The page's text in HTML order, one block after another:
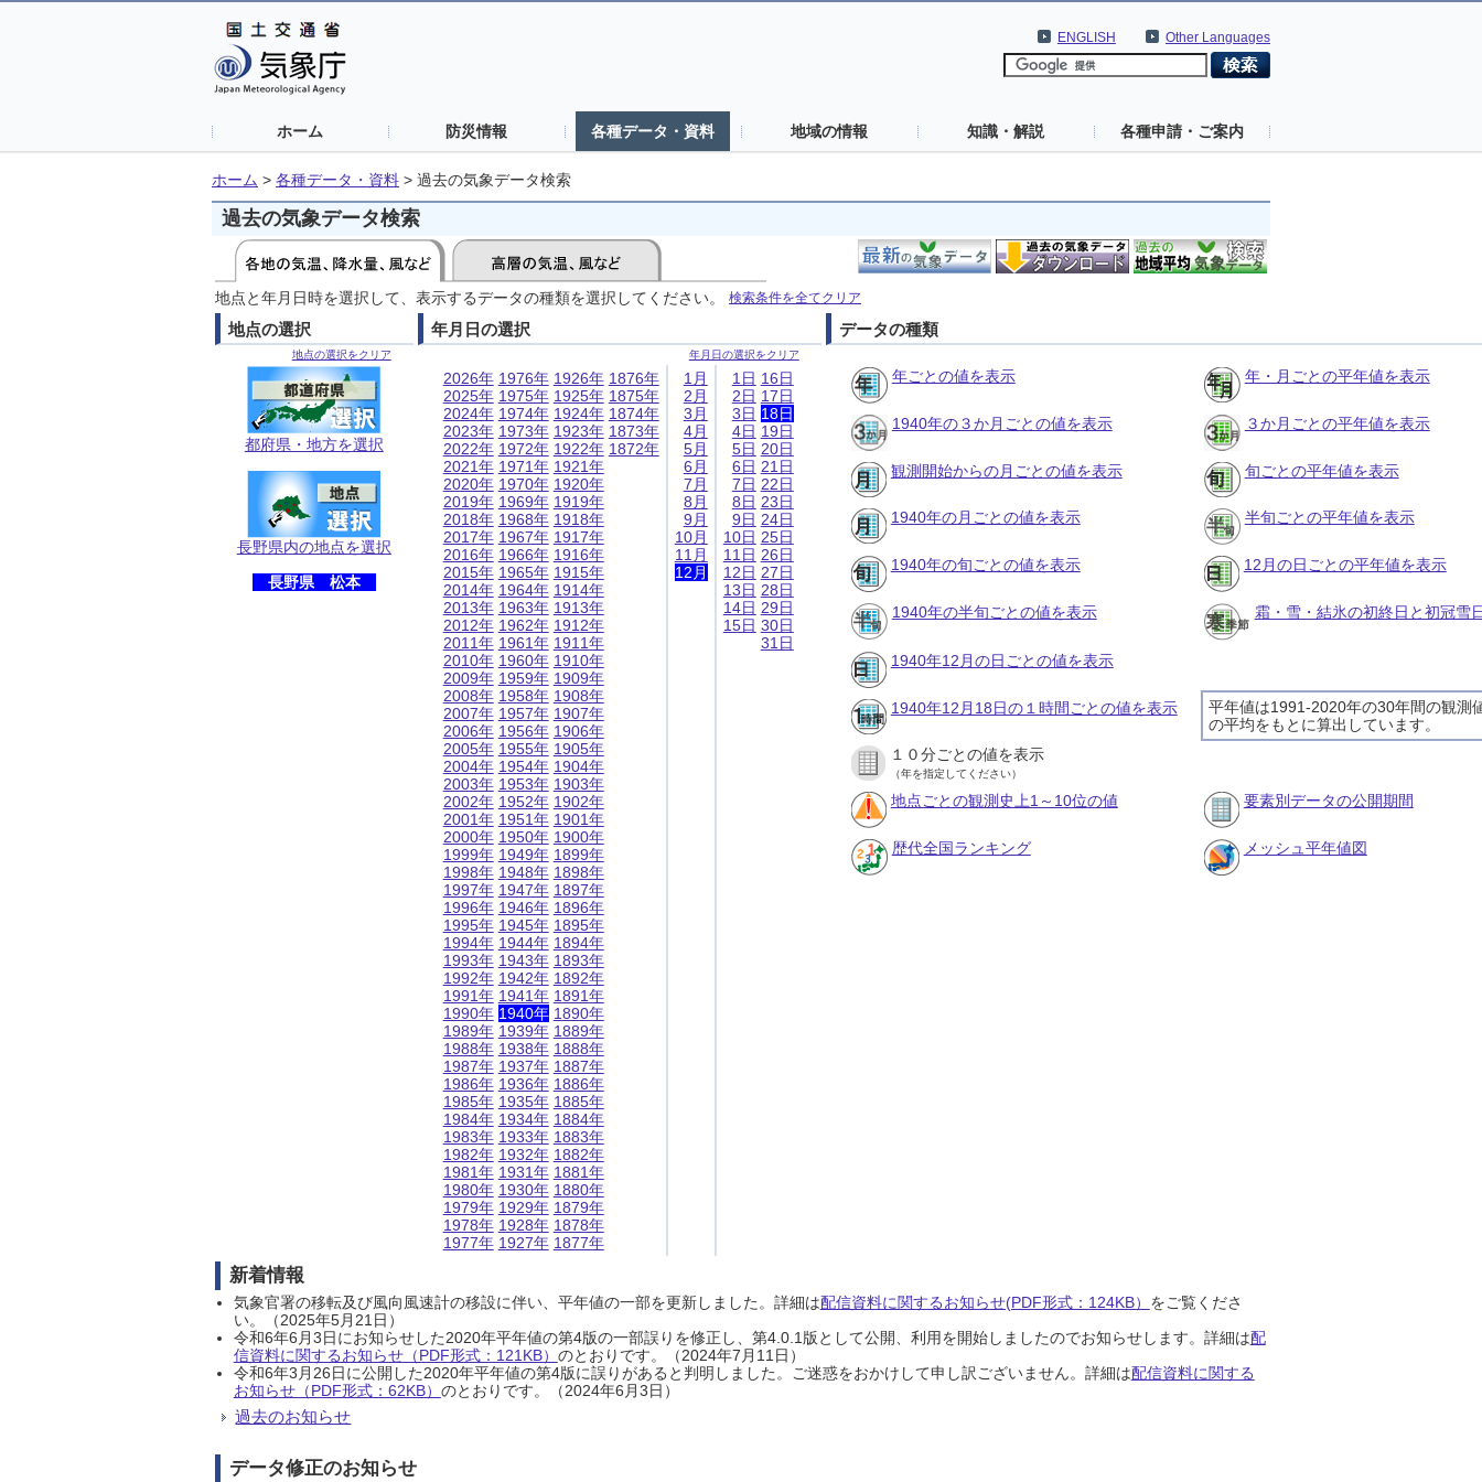
Other Languages
ENGLISH
ホーム 防災情報 各種データ・資料 地域の情報 知識・解説 各種申請・ご案内
ホーム > 各種データ・資料 > 過去の気象データ検索
過去の気象データ検索
地点と年月日時を選択して、表示するデータの種類を選択してください。 検索条件を全てクリア
地点の選択
地点の選択をクリア
都府県・地方を選択
長野県内の地点を選択
長野県 松本
年月日の選択
年月日の選択をクリア
2026年
2025年
2024年
2023年
2022年
2021年
2020年
2019年
2018年
2017年
2016年
2015年
2014年
2013年
2012年
2011年
2010年
2009年
2008年
2007年
2006年
2005年
2004年
2003年
2002年
2001年
2000年
1999年
1998年
1997年
1996年
1995年
1994年
1993年
1992年
1991年
1990年
1989年
1988年
1987年
1986年
1985年
1984年
1983年
1982年
1981年
1980年
1979年
1978年
1977年
1976年
1975年
1974年
1973年
1972年
1971年
1970年
1969年
1968年
1967年
1966年
1965年
1964年
1963年
1962年
1961年
1960年
1959年
1958年
1957年
1956年
1955年
1954年
1953年
1952年
1951年
1950年
1949年
1948年
1947年
1946年
1945年
1944年
1943年
1942年
1941年
1940年
1939年
1938年
1937年
1936年
1935年
1934年
1933年
1932年
1931年
1930年
1929年
1928年
1927年
1926年
1925年
1924年
1923年
1922年
1921年
1920年
1919年
1918年
1917年
1916年
1915年
1914年
1913年
1912年
1911年
1910年
1909年
1908年
1907年
1906年
1905年
1904年
1903年
1902年
1901年
1900年
1899年
1898年
1897年
1896年
1895年
1894年
1893年
1892年
1891年
1890年
1889年
1888年
1887年
1886年
1885年
1884年
1883年
1882年
1881年
1880年
1879年
1878年
1877年
1876年
1875年
1874年
1873年
1872年
1月
2月
3月
4月
5月
6月
7月
8月
9月
10月
11月
12月
1日
2日
3日
4日
5日
6日
7日
8日
9日
10日
11日
12日
13日
14日
15日
16日
17日
18日
19日
20日
21日
22日
23日
24日
25日
26日
27日
28日
29日
30日
31日
データの種類
年ごとの値を表示 年・月ごとの平年値を表示
1940年の３か月ごとの値を表示 ３か月ごとの平年値を表示
観測開始からの月ごとの値を表示 旬ごとの平年値を表示
1940年の月ごとの値を表示 半旬ごとの平年値を表示
1940年の旬ごとの値を表示 12月の日ごとの平年値を表示
1940年の半旬ごとの値を表示 霜・雪・結氷の初終日と初冠雪
1940年12月の日ごとの値を表示
平年値は1991-2020年の30年間の観測
の平均をもとに算出しています。
1940年12月18日の１時間ごとの値を表示
１０分ごとの値を表示
（年を指定してください）
地点ごとの観測史上1～10位の値 要素別データの公開期間
歴代全国ランキング メッシュ平年値図
新着情報
気象官署の移転及び風向風速計の移設に伴い、平年値の一部を更新しました。詳細は配信資料に関するお知らせ(PDF形式：124KB） をご覧くださ
い。（2025年5月21日）
令和6年6月3日にお知らせした2020年平年値の第4版の一部誤りを修正し、第4.0.1版として公開、利用を開始しましたのでお知らせします。詳細は配
信資料に関するお知らせ（PDF形式：121KB） のとおりです。（2024年7月11日）
令和6年3月26日に公開した2020年平年値の第4版に誤りがあると判明しました。ご迷惑をおかけして申し訳ございません。詳細は配信資料に関する
お知らせ（PDF形式：62KB） のとおりです。（2024年6月3日）
過去のお知らせ
データ修正のお知らせ